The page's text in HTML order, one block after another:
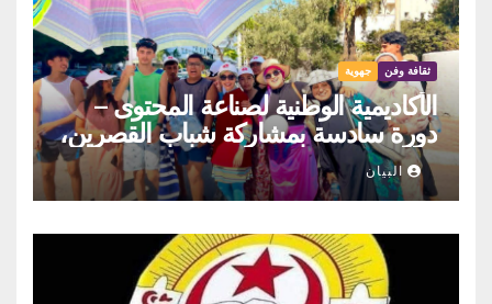
ثقافة وفن جهوية
الأكاديمية الوطنية لصناعة المحتوى –
دورة سادسة بمشاركة شباب القصرين،
المنستير والمهدية
البيان